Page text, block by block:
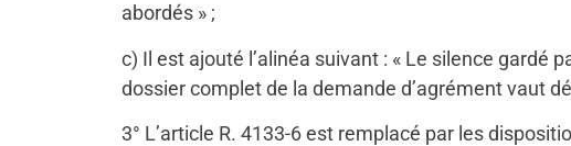
abordés » ;
c) Il est ajouté l’alinéa suivant : « Le silence gardé
dossier complet de la demande d’agrément vaut
3° L’article R. 4133-6 est remplacé par les